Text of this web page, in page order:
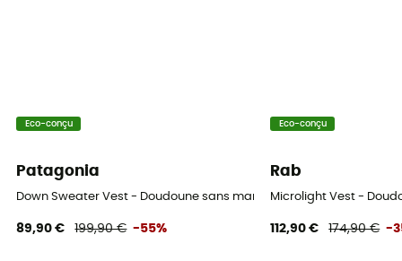
Eco-conçu
Patagonia
Down Sweater Vest - Doudoune sans manches homme
89,90 € 199,90 € -55%
Eco-conçu
Rab
Microlight Vest -
112,90 € 174,90 € -